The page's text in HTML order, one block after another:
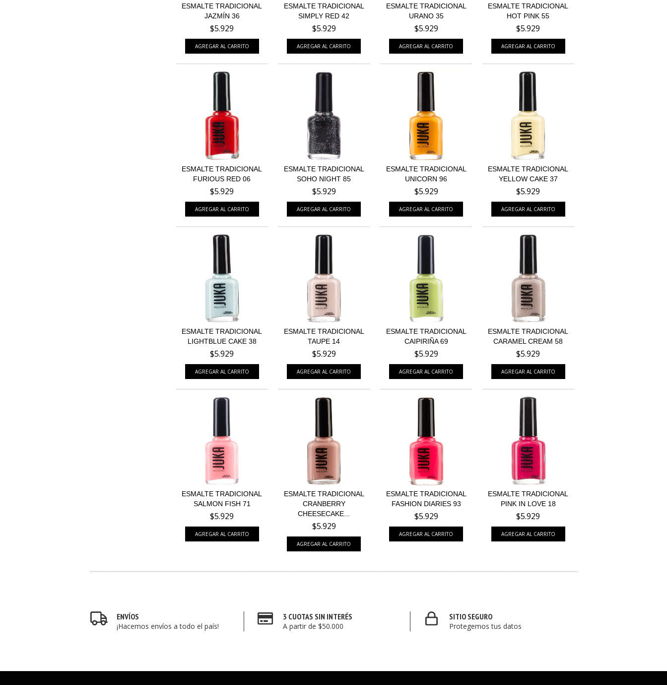
ESMALTE TRADICIONAL
JAZMÍN 36
$5.929
ESMALTE TRADICIONAL
SIMPLY RED 42
$5.929
ESMALTE TRADICIONAL
URANO 35
$5.929
ESMALTE TRADICIONAL
HOT PINK 55
$5.929
ESMALTE TRADICIONAL
FURIOUS RED 06
$5.929
ESMALTE TRADICIONAL
SOHO NIGHT 85
$5.929
ESMALTE TRADICIONAL
UNICORN 96
$5.929
ESMALTE TRADICIONAL
YELLOW CAKE 37
$5.929
ESMALTE TRADICIONAL
LIGHTBLUE CAKE 38
$5.929
ESMALTE TRADICIONAL
TAUPE 14
$5.929
ESMALTE TRADICIONAL
CAIPIRIÑA 69
$5.929
ESMALTE TRADICIONAL
CARAMEL CREAM 58
$5.929
ESMALTE TRADICIONAL
SALMON FISH 71
$5.929
ESMALTE TRADICIONAL
CRANBERRY
CHEESECAKE...
$5.929
ESMALTE TRADICIONAL
FASHION DIARIES 93
$5.929
ESMALTE TRADICIONAL
PINK IN LOVE 18
$5.929
ENVÍOS
¡Hacemos envíos a todo el país!
3 CUOTAS SIN INTERÉS
A partir de $50.000
SITIO SEGURO
Protegemos tus datos